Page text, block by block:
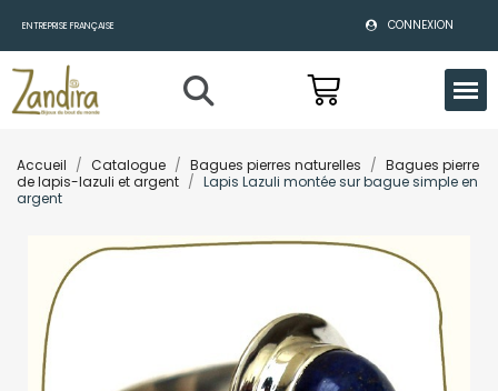
ENTREPRISE FRANÇAISE CONNEXION
Accueil Catalogue Bagues pierres naturelles
Bagues pierre
de lapis-lazuli et argent
Lapis Lazuli montée sur bague simple en
argent